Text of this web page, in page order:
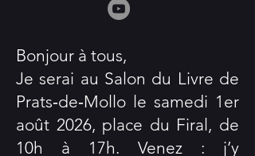
Bonjour à tous,
Je serai au Salon du Livre de
Prats‑de‑Mollo le samedi 1er
août 2026, place du Firal, de
10h à 17h. Venez : j’y